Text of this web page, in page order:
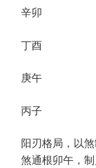
辛卯
丁酉
庚午
丙子
阳刃格局，以
煞通根卯午，